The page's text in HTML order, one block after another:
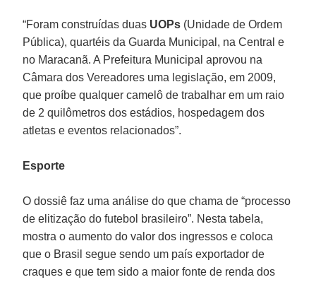
“Foram construídas duas UOPs (Unidade de Ordem
Pública), quartéis da Guarda Municipal, na Central e
no Maracanã. A Prefeitura Municipal aprovou na
Câmara dos Vereadores uma legislação, em 2009,
que proíbe qualquer camelô de trabalhar em um raio
de 2 quilômetros dos estádios, hospedagem dos
atletas e eventos relacionados”.
Esporte
O dossiê faz uma análise do que chama de “processo
de elitização do futebol brasileiro”. Nesta tabela,
mostra o aumento do valor dos ingressos e coloca
que o Brasil segue sendo um país exportador de
craques e que tem sido a maior fonte de renda dos